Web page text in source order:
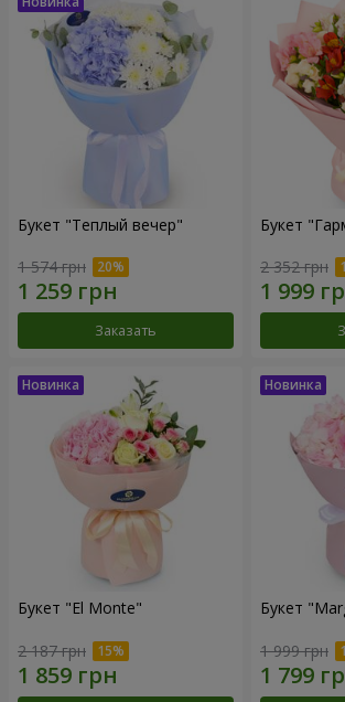
Букет "Теплый вечер"
1 574 грн
Заказать
Букет
2 352 грн
Букет "El Monte"
2 187 грн
Букет
1 999 грн